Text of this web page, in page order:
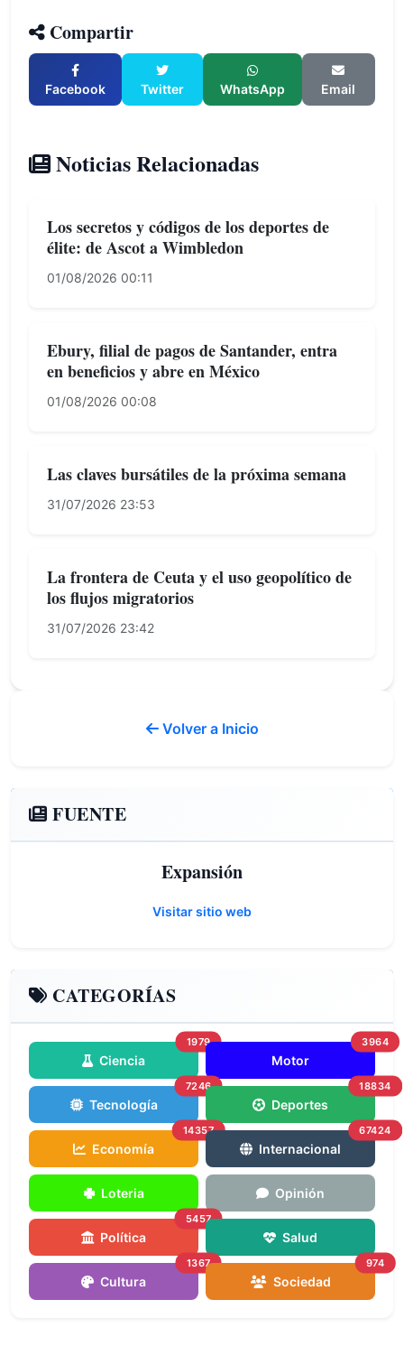
Compartir
Facebook Twitter WhatsApp Email
Noticias Relacionadas
Los secretos y códigos de los deportes de
élite: de Ascot a Wimbledon
01/08/2026 00:11
Ebury, filial de pagos de Santander, entra
en beneficios y abre en México
01/08/2026 00:08
Las claves bursátiles de la próxima semana
31/07/2026 23:53
La frontera de Ceuta y el uso geopolítico de
los flujos migratorios
31/07/2026 23:42
Volver a Inicio
FUENTE
Expansión
Visitar sitio web
CATEGORÍAS
Ciencia
1979
Motor
3964
Tecnología
7246
Deportes
18834
Economía
14357
Internacional
67424
Loteria Opinión
Política
5457
Salud
Cultura
1367
Sociedad
974